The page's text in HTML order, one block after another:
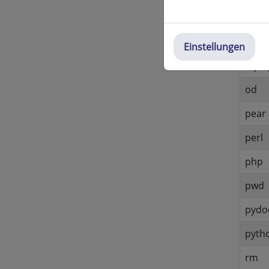
od
pear
perl
php
pwd
rm
Einstellungen